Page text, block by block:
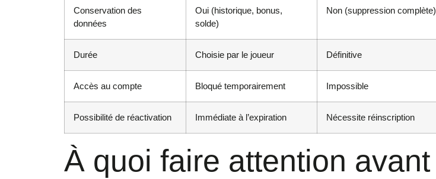
Conservation des
données
Oui (historique, bonus,
solde)
Non (suppression complète)
Durée Choisie par le joueur Définitive
Accès au compte Bloqué temporairement Impossible
Possibilité de réactivation Immédiate à l’expiration Nécessite réinscription
À quoi faire attention avant